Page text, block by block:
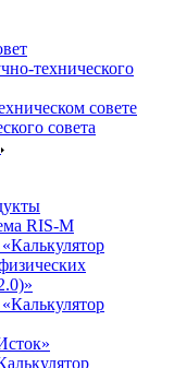
технического
совете
совета
RIS-M